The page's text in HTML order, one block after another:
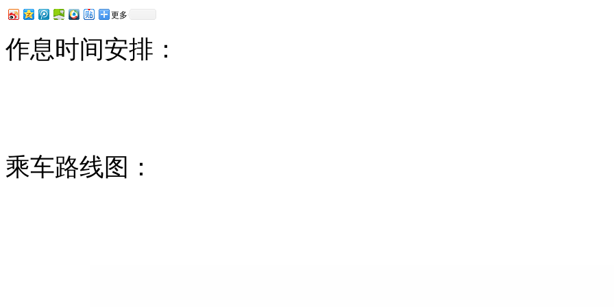
更多
作息时间安排：
乘车路线图：